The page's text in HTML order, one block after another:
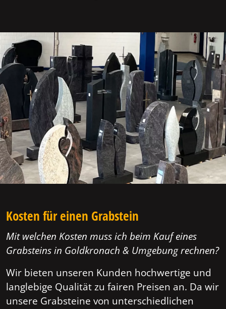
Kosten für einen Grabstein
Mit welchen Kosten muss ich beim Kauf eines
Grabsteins in Goldkronach & Umgebung rechnen?
Wir bieten unseren Kunden hochwertige und
langlebige Qualität zu fairen Preisen an. Da wir
unsere Grabsteine von unterschiedlichen